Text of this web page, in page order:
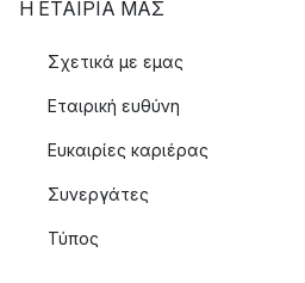
Η ΕΤΑΊΡΙΑ ΜΑΣ
Σχετικά με εμας
Εταιρική ευθύνη
Ευκαιρίες καριέρας
Συνεργάτες
Τύπος